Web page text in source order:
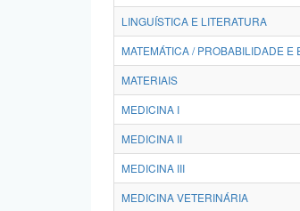
LINGUÍSTICA E LITERATURA
MATEMÁTICA / PROBABILIDADE E
MATERIAIS
MEDICINA I
MEDICINA II
MEDICINA III
MEDICINA VETERINÁRIA